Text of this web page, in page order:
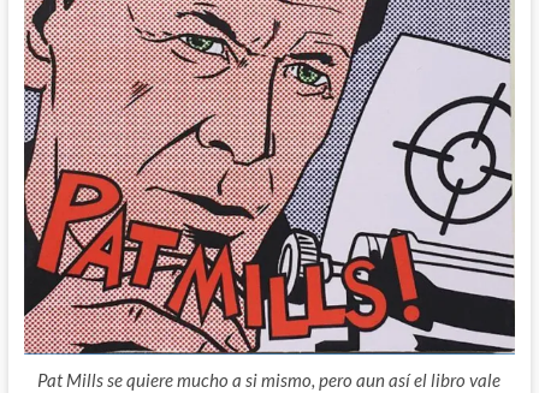
Pat Mills se quiere mucho a si mismo, pero aun así el libro vale